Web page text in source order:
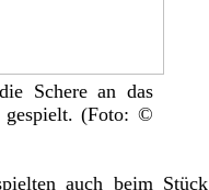
Schere an das
gespielt. (Foto: ©
auch beim Stück